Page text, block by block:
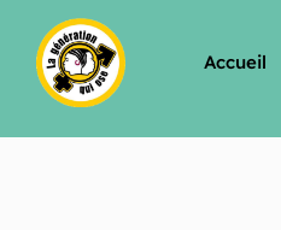
Accueil